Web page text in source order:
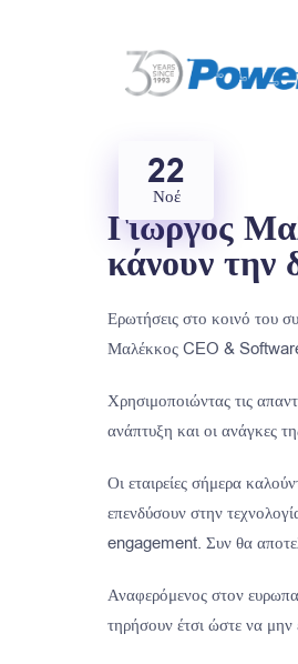
22
Νοέ
Γιώργος
κάνουν την
Ερωτήσεις στο κοινό του
Μαλέκκος CEO &
Χρησιμοποιώντας τις
ανάπτυξη και οι ανάγκες
Οι εταιρείες σήμερα
επενδύσουν στην
engagement. Συν θα
Αναφερόμενος στον
τηρήσουν έτσι ώστε να